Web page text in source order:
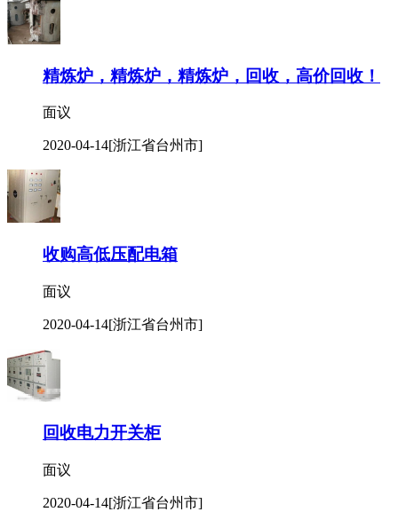
精炼炉，精炼炉，精炼炉，回收，高价回收！
面议
2020-04-14[浙江省台州市]
收购高低压配电箱
面议
2020-04-14[浙江省台州市]
回收电力开关柜
面议
2020-04-14[浙江省台州市]